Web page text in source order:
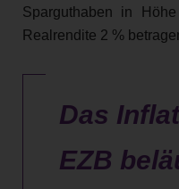
Sparguthaben in
Realrendite 2 %
Das
EZB